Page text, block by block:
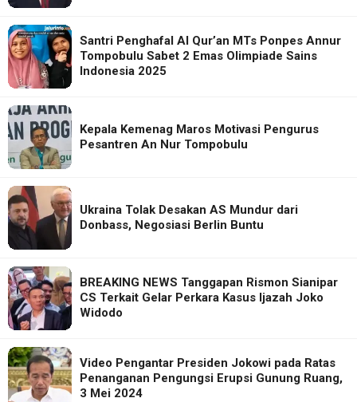
Santri Penghafal Al Qur’an MTs Ponpes Annur
Tompobulu Sabet 2 Emas Olimpiade Sains
Indonesia 2025
Kepala Kemenag Maros Motivasi Pengurus
Pesantren An Nur Tompobulu
Ukraina Tolak Desakan AS Mundur dari
Donbass, Negosiasi Berlin Buntu
BREAKING NEWS Tanggapan Rismon Sianipar
CS Terkait Gelar Perkara Kasus Ijazah Joko
Widodo
Video Pengantar Presiden Jokowi pada Ratas
Penanganan Pengungsi Erupsi Gunung Ruang,
3 Mei 2024